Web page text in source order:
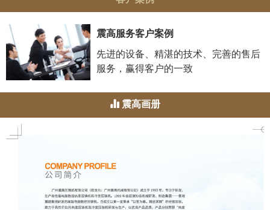
震高服务客户案例
先进的设备、精湛的技术、完善的售后
服务，赢得客户的一致
震高画册